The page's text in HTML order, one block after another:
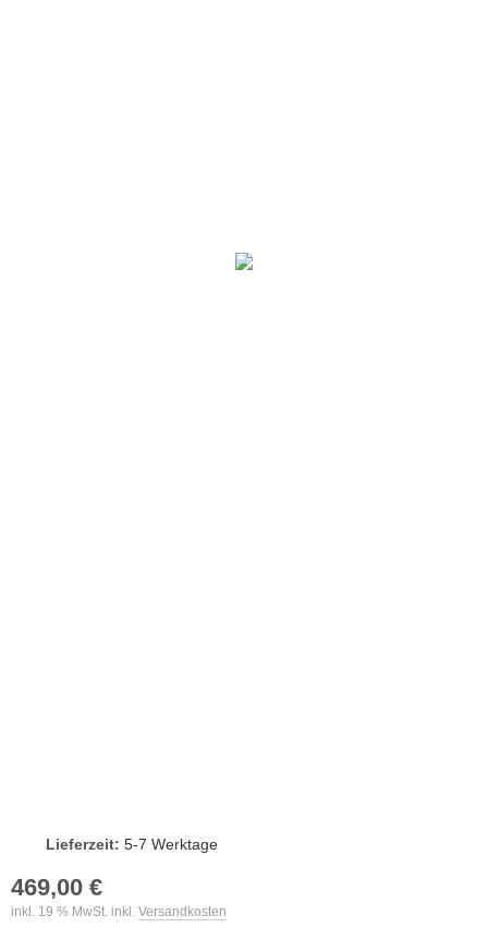
Lieferzeit: 5-7 Werktage
469,00 €
inkl. 19 % MwSt. inkl. Versandkosten